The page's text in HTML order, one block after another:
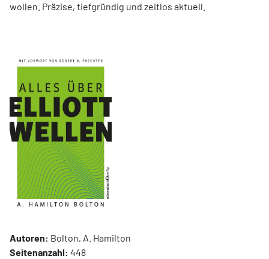
wollen. Präzise, tiefgründig und zeitlos aktuell.
Autoren: Bolton, A. Hamilton
Seitenanzahl: 448